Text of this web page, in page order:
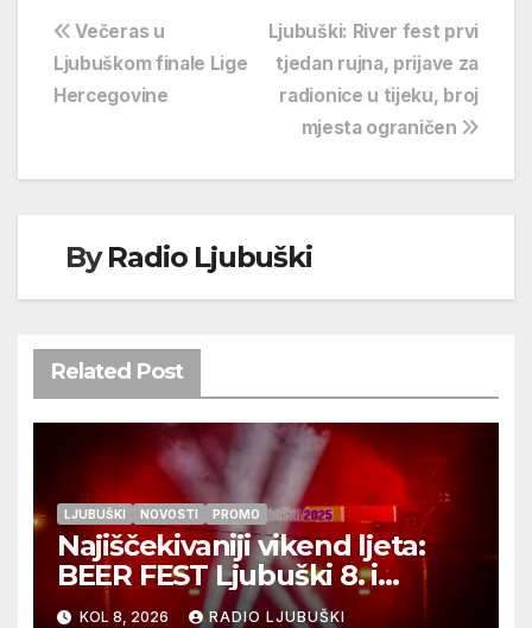
Navigacija
objava
Ljubuški: River fest prvi
tjedan rujna, prijave za
radionice u tijeku, broj
mjesta ograničen
Večeras u
Ljubuškom finale Lige
Hercegovine
ByRadio Ljubuški
Related Post
LJUBUŠKI NOVOSTI PROMO
Najiščekivaniji vikend ljeta:
BEER FEST Ljubuški 8. i
9.kolovoza
KOL 8, 2026 RADIO LJUBUŠKI